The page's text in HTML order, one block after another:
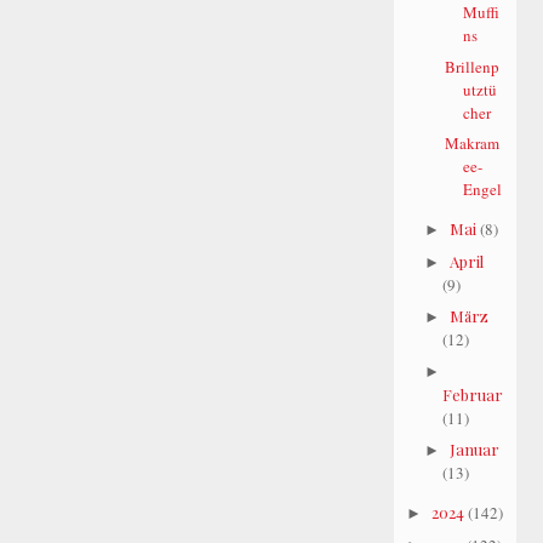
Muffi
ns
Brillenp
utztü
cher
Makram
ee-
Engel
► Mai (8)
► April
(9)
► März
(12)
►
Februar
(11)
► Januar
(13)
► 2024(142)